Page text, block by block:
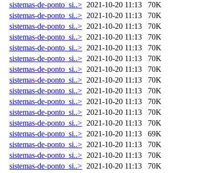
sistemas-de-ponto_si..> 2021-10-20 11:13
70K
sistemas-de-ponto_si..> 2021-10-20 11:13
70K
sistemas-de-ponto_si..> 2021-10-20 11:13
70K
sistemas-de-ponto_si..> 2021-10-20 11:13
70K
sistemas-de-ponto_si..> 2021-10-20 11:13
70K
sistemas-de-ponto_si..> 2021-10-20 11:13
70K
sistemas-de-ponto_si..> 2021-10-20 11:13
70K
sistemas-de-ponto_si..> 2021-10-20 11:13
70K
sistemas-de-ponto_si..> 2021-10-20 11:13
70K
sistemas-de-ponto_si..> 2021-10-20 11:13
70K
sistemas-de-ponto_si..> 2021-10-20 11:13
70K
sistemas-de-ponto_si..> 2021-10-20 11:13
70K
sistemas-de-ponto_si..> 2021-10-20 11:13
69K
sistemas-de-ponto_si..> 2021-10-20 11:13
70K
sistemas-de-ponto_si..> 2021-10-20 11:13
70K
sistemas-de-ponto_si..> 2021-10-20 11:13
70K